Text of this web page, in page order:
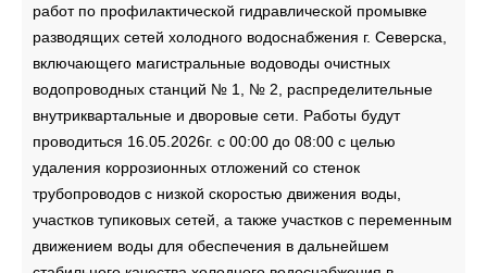
работ по профилактической гидравлической промывке
разводящих сетей холодного водоснабжения г. Северска,
включающего магистральные водоводы очистных
водопроводных станций № 1, № 2, распределительные
внутриквартальные и дворовые сети. Работы будут
проводиться 16.05.2026г. с 00:00 до 08:00 с целью
удаления коррозионных отложений со стенок
трубопроводов с низкой скоростью движения воды,
участков тупиковых сетей, а также участков с переменным
движением воды для обеспечения в дальнейшем